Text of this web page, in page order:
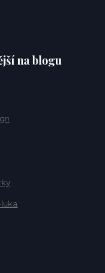
na blogu